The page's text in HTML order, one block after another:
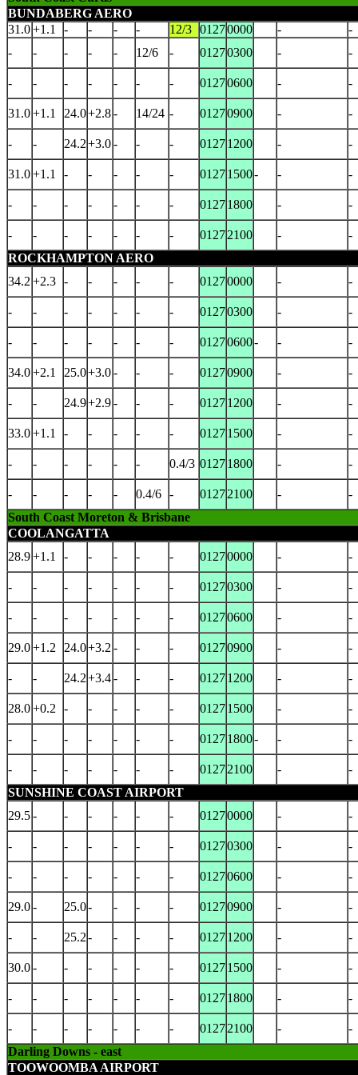
BUNDABERG AERO
31.0+1.1 - - - - 12/3 01270000 -
-
-
- - - - 12/6 - 01270300 - -
- - - - - - - 01270600 - -
31.0+1.1 24.0+2.8- 14/24 - 01270900 - -
- - 24.2+3.0- - - 01271200 - -
31.0+1.1 - - - - - 01271500- - -
- - - - - - - 01271800 - -
- - - - - - - 01272100 -
-
ROCKHAMPTON AERO
34.2 +2.3 - - - - - 01270000 - -
- - - - - - - 01270300 - -
- - - - - - - 01270600- - -
34.0+2.1 25.0+3.0- - - 01270900 - -
- - 24.9+2.9- - - 01271200 - -
33.0+1.1 - - - - - 01271500 - -
- - - - - - 0.4/3 01271800 - -
- - - - - 0.4/6 - 01272100 -
-
South Coast Moreton & Brisbane
COOLANGATTA
28.9+1.1 - - - - - 01270000 - -
- - - - - - - 01270300 - -
- - - - - - - 01270600 - -
29.0+1.2 24.0+3.2 - - - 01270900 - -
- - 24.2+3.4- - - 01271200 - -
28.0+0.2 - - - - - 01271500 - -
- - - - - - - 01271800- - -
- - - - - - - 01272100 -
-
SUNSHINE COAST AIRPORT
29.5- - - - - - 01270000 - -
- - - - - - - 01270300 - -
- - - - - - - 01270600 - -
29.0- 25.0- - - - 01270900 - -
- - 25.2- - - - 01271200 - -
30.0- - - - - - 01271500 - -
- - - - - - - 01271800 - -
- - - - - - - 01272100 -
-
Darling Downs - east
TOOWOOMBA AIRPORT